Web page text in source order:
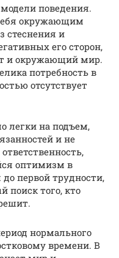
модели поведения.
окружающим
стеснения и
его сторон,
и окружающий мир.
потребность в
отсутствует
легки на подъем,
и не
оптимизм в
до первой трудности,
поиск того, кто
нормального
времени. В